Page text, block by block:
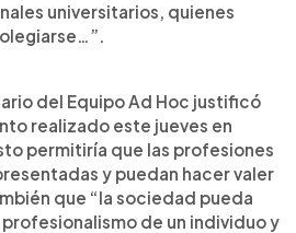
universitarios, quienes
del Equipo Ad Hoc justificó
realizado este jueves en
permitiría que las profesiones
y puedan hacer valer
que “la sociedad pueda
de un individuo y